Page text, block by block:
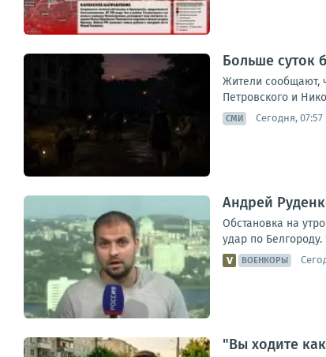
Больше суток
Жители сообщают,
Петровского и
СМИ Сегодня, 07:57
Андрей
Обстановка на
удар по
ВОЕНКОРЫ
"Вы ходите